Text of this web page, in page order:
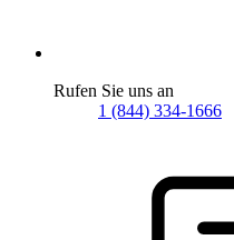
Rufen Sie uns an
1 (844) 334-1666